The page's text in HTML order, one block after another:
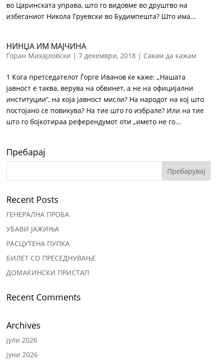
во Царинската управа, што го видовме во друштво на
избеганиот Никола Груевски во Будимпешта? Што има...
НИНЏА ИМ МАЈЧИНА
Горан Михајловски |7 декември, 2018 | Сакам да кажам
1 Кога претседателот Ѓорге Иванов ќе каже: „Нашата
јавност е таква, верува на обвинет, а не на официјални
институции“, на која јавност мисли? На народот на кој што
постојано се повикува? На тие што го избрале? Или на тие
што го бојкотираа референдумот оти „името не го...
Пребарај
Recent Posts
ГЕНЕРАЛНА ПРОБА
УБАВИ ЈАЖИЊА
РАСЦУТЕНА ПУПКА
БИЛЕТ СО ПРЕСЕДНУВАЊЕ
ДОМАЌИНСКИ ПРИСТАП
Recent Comments
Archives
јули 2026
јуни 2026